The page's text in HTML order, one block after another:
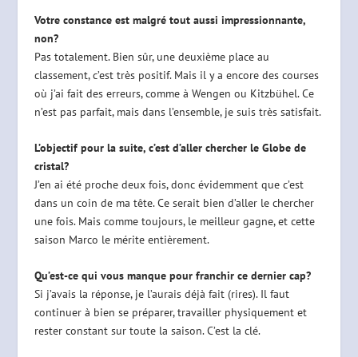
Votre constance est malgré tout aussi impressionnante,
non?
Pas totalement. Bien sûr, une deuxième place au
classement, c’est très positif. Mais il y a encore des courses
où j’ai fait des erreurs, comme à Wengen ou Kitzbühel. Ce
n’est pas parfait, mais dans l’ensemble, je suis très satisfait.
L’objectif pour la suite, c’est d’aller chercher le Globe de
cristal?
J’en ai été proche deux fois, donc évidemment que c’est
dans un coin de ma tête. Ce serait bien d’aller le chercher
une fois. Mais comme toujours, le meilleur gagne, et cette
saison Marco le mérite entièrement.
Qu’est-ce qui vous manque pour franchir ce dernier cap?
Si j’avais la réponse, je l’aurais déjà fait (rires). Il faut
continuer à bien se préparer, travailler physiquement et
rester constant sur toute la saison. C’est la clé.